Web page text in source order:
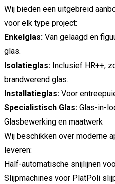
Wij bieden een uitgebreid
voor elk type project:
Enkelglas: Van gelaagd en
glas.
Isolatieglas: Inclusief HR++,
brandwerend glas.
Installatieglas: Voor
Specialistisch Glas: Glas-in-
Glasbewerking en maatwerk
Wij beschikken over moderne
leveren:
Half-automatische snijlijnen
Slijpmachines voor PlatPoli